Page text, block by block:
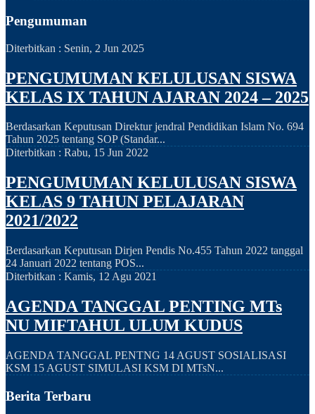
Pengumuman
Diterbitkan : Senin, 2 Jun 2025
PENGUMUMAN KELULUSAN SISWA
KELAS IX TAHUN AJARAN 2024 – 2025
Berdasarkan Keputusan Direktur jendral Pendidikan Islam No. 694
Tahun 2025 tentang SOP (Standar...
Diterbitkan : Rabu, 15 Jun 2022
PENGUMUMAN KELULUSAN SISWA
KELAS 9 TAHUN PELAJARAN
2021/2022
Berdasarkan Keputusan Dirjen Pendis No.455 Tahun 2022 tanggal
24 Januari 2022 tentang POS...
Diterbitkan : Kamis, 12 Agu 2021
AGENDA TANGGAL PENTING MTs
NU MIFTAHUL ULUM KUDUS
AGENDA TANGGAL PENTNG 14 AGUST SOSIALISASI
KSM 15 AGUST SIMULASI KSM DI MTsN...
Berita Terbaru